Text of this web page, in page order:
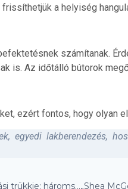
a helyiség
számítanak.
is. Az időtálló bútorok
ezért fontos, hogy olyan
, egyedi lakberendezés,
Martha Stewart varázslatos tárolási trükkje: háromszoros hely!